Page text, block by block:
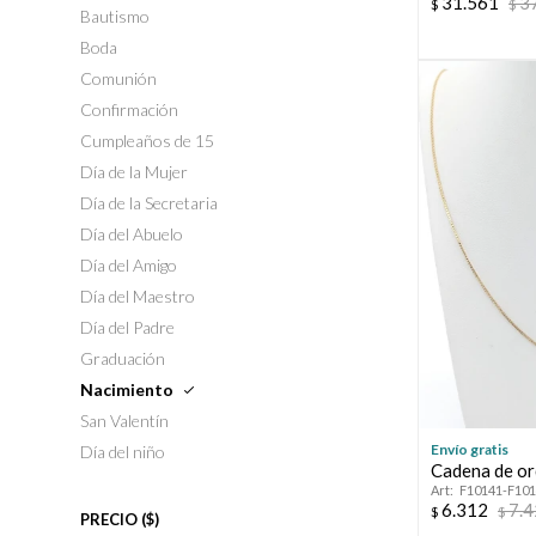
$ $
Envío gratis
Cadena de
F10141-
$ 6.312 $
Bautismo
Boda
Comunión
Confirmación
Cumpleaños de 15
Día de la Mujer
Día de la Secretaria
Día del Abuelo
Día del Amigo
Día del Maestro
Día del Padre
Graduación
Nacimiento
San Valentín
Día del niño
PRECIO ($)